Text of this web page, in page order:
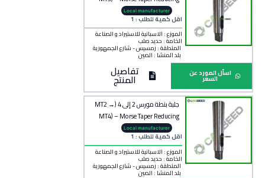
Sleeve MT2 to MT3
Local manufacturer
اقل كمية للطلب : 1
الموزع : الاسبانية للاستيراد و الصناعة
الخامة : حديد صلب
المنطقة : رمسيس - شارع الجمهورية
بلد المنشأ : الصين
اسأل المورد عن
السعر تفاصيل
المنتج
جلبة بنطة مورس 2 إلى 4 (MT2 →
MT4) – Morse Taper Reducing
Sleeve MT2 to MT4
Local manufacturer
اقل كمية للطلب : 1
الموزع : الاسبانية للاستيراد و الصناعة
الخامة : حديد صلب
المنطقة : رمسيس - شارع الجمهورية
بلد المنشأ :الصين